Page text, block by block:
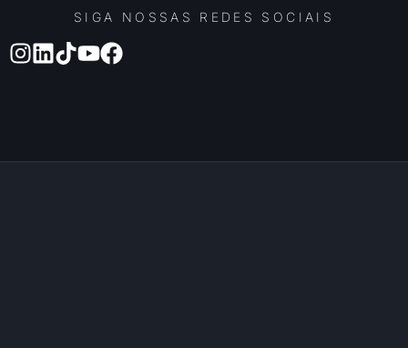
SIGA NOSSAS REDES SOCIAIS